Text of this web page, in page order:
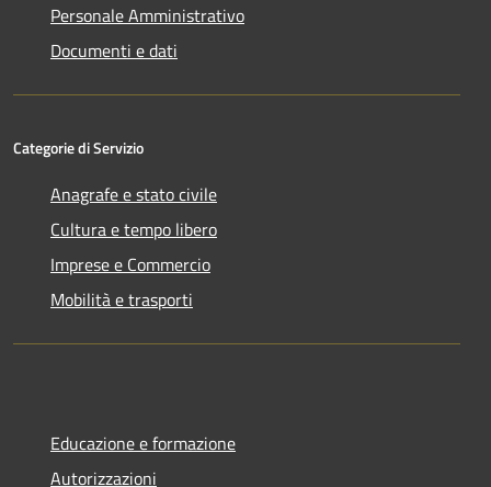
Personale Amministrativo
Documenti e dati
Categorie di Servizio
Anagrafe e stato civile
Cultura e tempo libero
Imprese e Commercio
Mobilità e trasporti
Educazione e formazione
Autorizzazioni